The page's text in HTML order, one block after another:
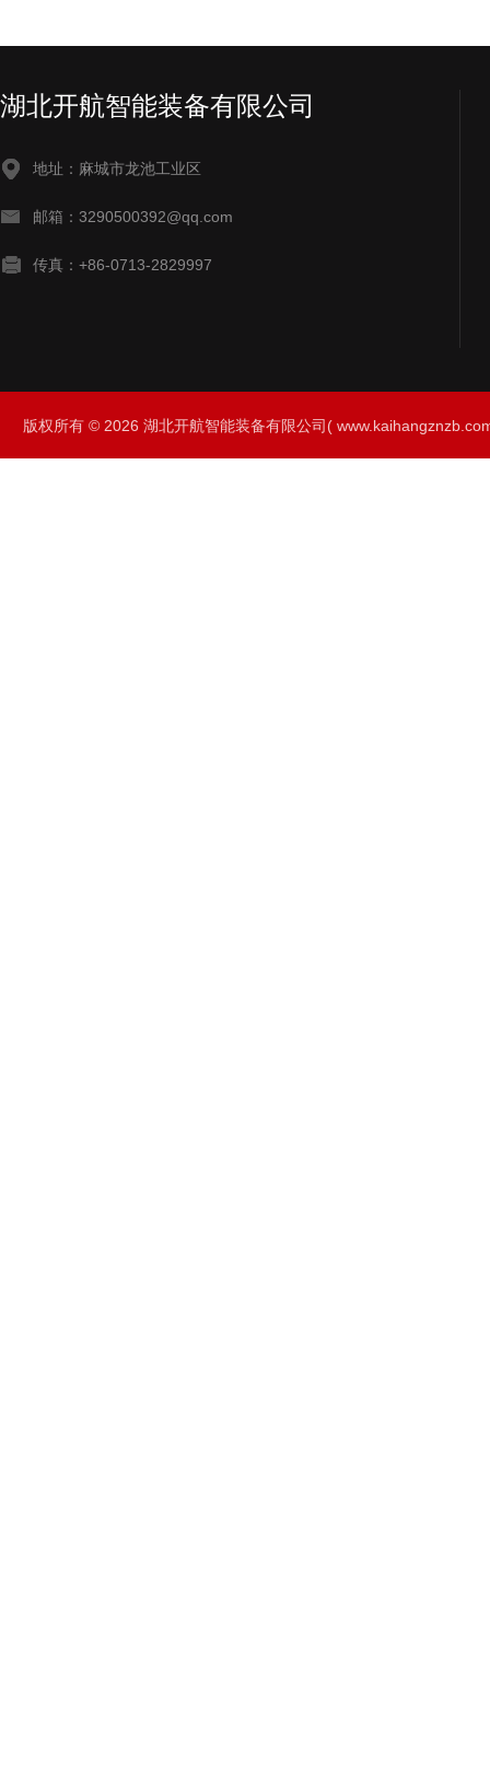
湖北开航智能装备有限公司
地址：麻城市龙池工业区
邮箱：3290500392@qq.com
传真：+86-0713-2829997
版权所有 © 2026 湖北开航智能装备有限公司(